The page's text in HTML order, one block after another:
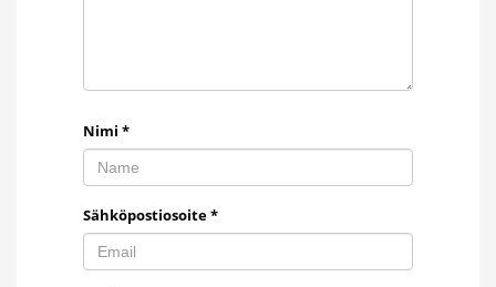
Nimi *
Sähköpostiosoite*